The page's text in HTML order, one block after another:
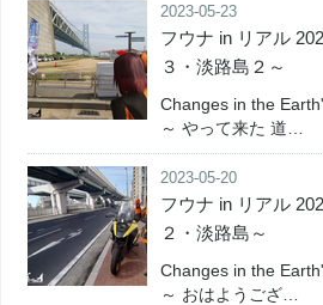
2023-05-23
フウナ in リアル
３・淡路島２～
Changes in the
～ やって来た 道…
2023-05-20
フウナ in リアル
２・淡路島～
Changes in the
～ おはようござ…